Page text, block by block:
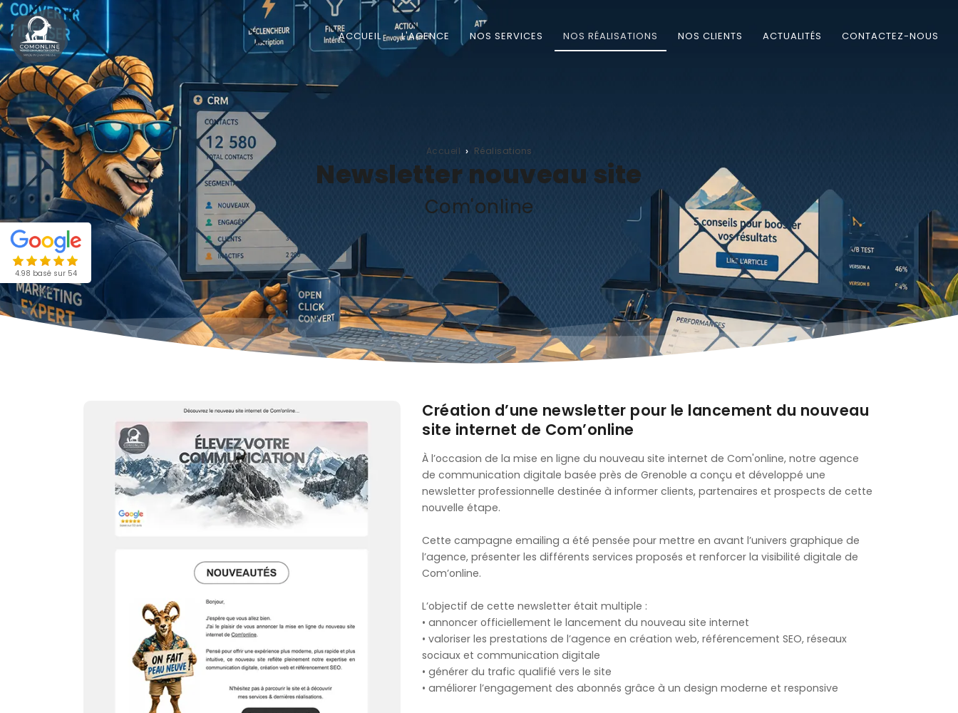
ACCUEIL L'AGENCE NOS SERVICES NOS RÉALISATIONS NOS CLIENTS ACTUALITÉS CONTACTEZ-NOUS
Accueil Réalisations
Newsletter nouveau site
Com'online
4.98 basé sur 54
avis
Création d’une newsletter pour le lancement du nouveau
site internet de Com’online
À l’occasion de la mise en ligne du nouveau site internet de Com'online, notre agence
de communication digitale basée près de Grenoble a conçu et développé une
newsletter professionnelle destinée à informer clients, partenaires et prospects de cette
nouvelle étape.
Cette campagne emailing a été pensée pour mettre en avant l’univers graphique de
l’agence, présenter les différents services proposés et renforcer la visibilité digitale de
Com’online.
L’objectif de cette newsletter était multiple :
• annoncer officiellement le lancement du nouveau site internet
• valoriser les prestations de l’agence en création web, référencement SEO, réseaux
sociaux et communication digitale
• générer du trafic qualifié vers le site
• améliorer l’engagement des abonnés grâce à un design moderne et responsive